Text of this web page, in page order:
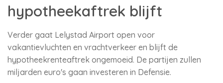
hypotheekaftrek blijft
Verder gaat Lelystad Airport open voor
vakantievluchten en vrachtverkeer en blijft de
hypotheekrenteaftrek ongemoeid. De partijen zullen
miljarden euro's gaan investeren in Defensie.